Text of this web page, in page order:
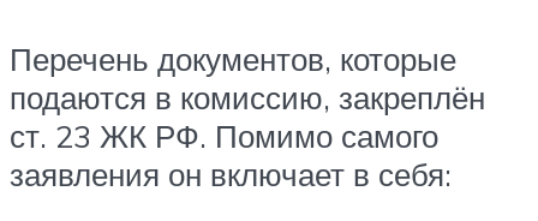
Перечень документов, которые
подаются в комиссию, закреплён
ст. 23 ЖК РФ. Помимо самого
заявления он включает в себя: